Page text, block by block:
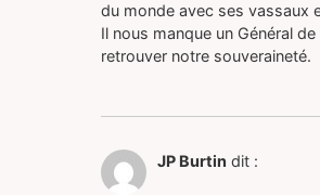
du monde avec ses vassaux
Il nous manque un Général
retrouver notre souveraineté.
JP Burtin dit :